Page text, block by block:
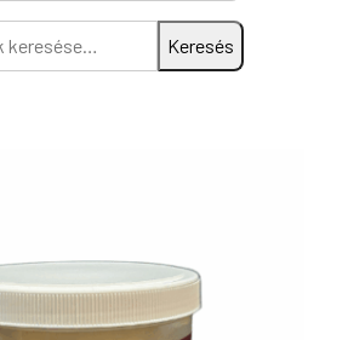
Keresés